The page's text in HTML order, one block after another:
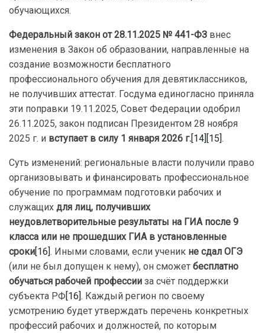
обучающихся.
Федеральный закон от 28.11.2025 № 441-ФЗ внес
изменения в Закон об образовании, направленные на
создание возможности бесплатного
профессионального обучения для девятиклассников,
не получивших аттестат. Госдума единогласно приняла
эти поправки 19.11.2025, Совет Федерации одобрил
26.11.2025, закон подписан Президентом 28 ноября
2025 г. и вступает в силу 1 января 2026 г.[14] [15].
Суть изменений: региональные власти получили право
организовывать и финансировать профессиональное
обучение по программам подготовки рабочих и
служащих для лиц, получивших
неудовлетворительные результаты на ГИА после 9
класса или не прошедших ГИА в установленные
сроки[16]. Иными словами, если ученик не сдал ОГЭ
(или не был допущен к нему), он сможет бесплатно
обучаться рабочей профессии за счёт поддержки
субъекта РФ[16]. Каждый регион по своему
усмотрению будет утверждать перечень конкретных
профессий рабочих и должностей, по которым